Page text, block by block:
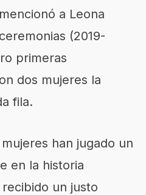
a Leona
(2019-
primeras
dos mujeres la
fila.
han jugado un
en la historia
un justo